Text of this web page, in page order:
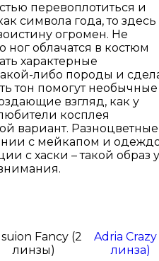
перевоплотиться и
символа года, то здесь
огромен. Не
ног облачатся в костюм
характерные
либо породы и
тон помогут необычные
взгляд, как у
косплея
вариант. Разноцветные
с мейкапом и
с хаски – такой образ
Fancy (2
линзы)
Adria Crazy
линза)